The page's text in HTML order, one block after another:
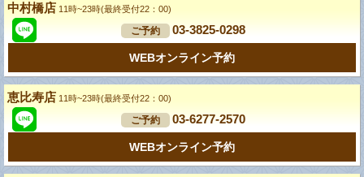
中村橋店 11時~23時(最終受付22：00)
ご予約 03-3825-0298
WEBオンライン予約
恵比寿店 11時~23時(最終受付22：00)
ご予約 03-6277-2570
WEBオンライン予約